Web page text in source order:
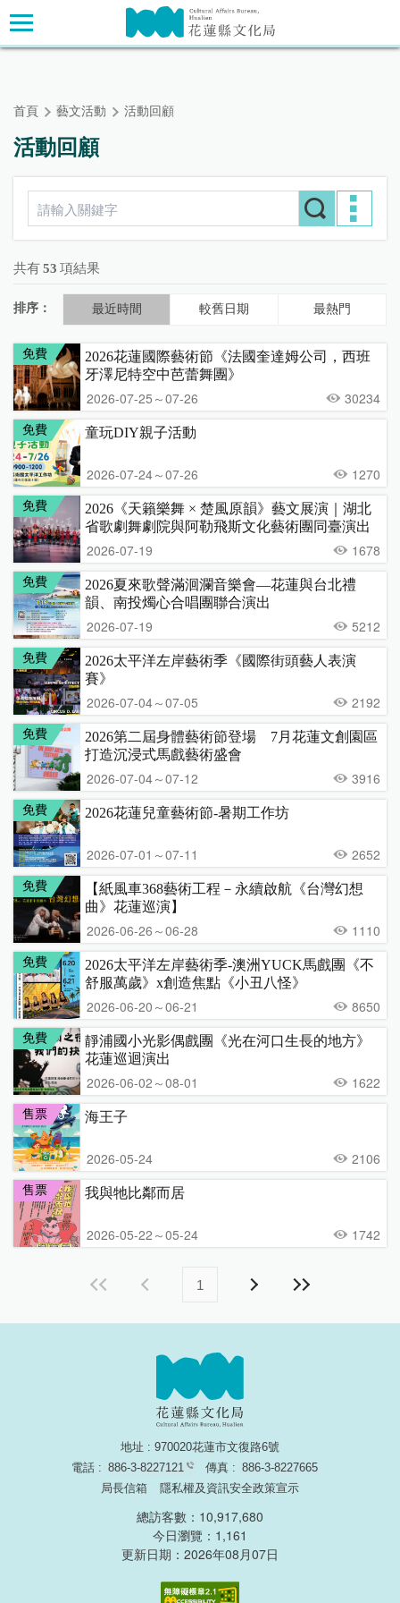
跳
到
主
主要內容區塊
首頁 藝文活動 活動回顧
活動回顧
共有 53 項結果
排序： 最近時間 較舊日期 最熱門
2026花蓮國際藝術節《法國奎達姆公司，西班
牙澤尼特空中芭蕾舞團》
免費
2026-07-25～07-26 30234
童玩DIY親子活動
免費
2026-07-24～07-26 1270
2026《天籟樂舞 × 楚風原韻》藝文展演｜湖北
省歌劇舞劇院與阿勒飛斯文化藝術團同臺演出
免費
2026-07-19 1678
2026夏來歌聲滿洄瀾音樂會—花蓮與台北禮
韻、南投燭心合唱團聯合演出
免費
2026-07-19 5212
2026太平洋左岸藝術季《國際街頭藝人表演
賽》
免費
2026-07-04～07-05 2192
2026第二屆身體藝術節登場 7月花蓮文創園區
打造沉浸式馬戲藝術盛會
免費
2026-07-04～07-12 3916
2026花蓮兒童藝術節-暑期工作坊
免費
2026-07-01～07-11 2652
【紙風車368藝術工程－永續啟航《台灣幻想
曲》花蓮巡演】
免費
2026-06-26～06-28 1110
2026太平洋左岸藝術季-澳洲YUCK馬戲團《不
舒服萬歲》x創造焦點《小丑八怪》
免費
2026-06-20～06-21 8650
靜浦國小光影偶戲團《光在河口生長的地方》
花蓮巡迴演出
免費
2026-06-02～08-01 1622
海王子
售票
2026-05-24 2106
我與牠比鄰而居
售票
2026-05-22～05-24 1742
1
地址 : 970020花蓮市文復路6號
電話 : 886-3-8227121 傳真 : 886-3-8227665
局長信箱
隱私權及資訊安全政策宣示
總訪客數：10,917,680
今日瀏覽：1,161
更新日期：2026年08月07日